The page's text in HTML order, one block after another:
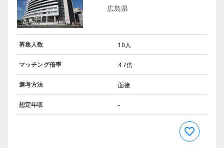
広島県
募集人数 10人
マッチング倍率 4.7倍
選考方法 面接
想定年収 -